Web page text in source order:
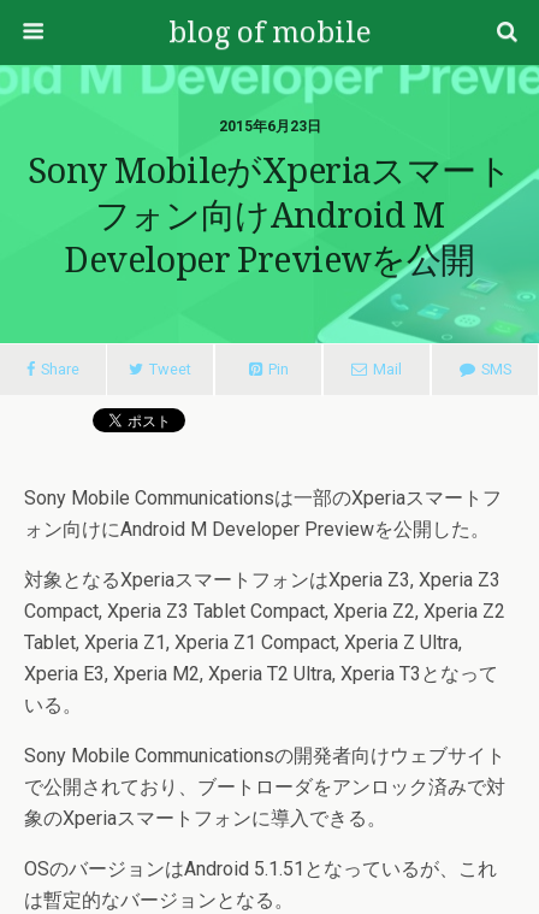
blog of mobile
2015年6月23日
Sony MobileがXperiaスマート
フォン向けAndroid M
Developer Previewを公開
Share Tweet Pin Mail SMS
Sony Mobile Communicationsは一部のXperiaスマートフ
ォン向けにAndroid M Developer Previewを公開した。
対象となるXperiaスマートフォンはXperia Z3, Xperia Z3
Compact, Xperia Z3 Tablet Compact, Xperia Z2, Xperia Z2
Tablet, Xperia Z1, Xperia Z1 Compact, Xperia Z Ultra,
Xperia E3, Xperia M2, Xperia T2 Ultra, Xperia T3となって
いる。
Sony Mobile Communicationsの開発者向けウェブサイト
で公開されており、ブートローダをアンロック済みで対
象のXperiaスマートフォンに導入できる。
OSのバージョンはAndroid 5.1.51となっているが、これ
は暫定的なバージョンとなる。